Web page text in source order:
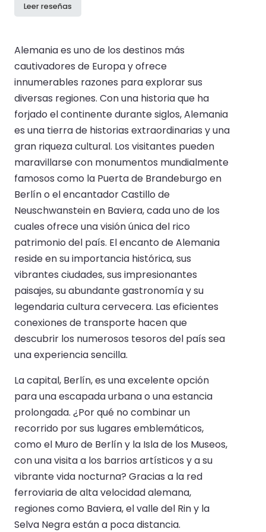
Leer reseñas
Alemania es uno de los destinos más
cautivadores de Europa y ofrece
innumerables razones para explorar sus
diversas regiones. Con una historia que ha
forjado el continente durante siglos, Alemania
es una tierra de historias extraordinarias y una
gran riqueza cultural. Los visitantes pueden
maravillarse con monumentos mundialmente
famosos como la Puerta de Brandeburgo en
Berlín o el encantador Castillo de
Neuschwanstein en Baviera, cada uno de los
cuales ofrece una visión única del rico
patrimonio del país. El encanto de Alemania
reside en su importancia histórica, sus
vibrantes ciudades, sus impresionantes
paisajes, su abundante gastronomía y su
legendaria cultura cervecera. Las eficientes
conexiones de transporte hacen que
descubrir los numerosos tesoros del país sea
una experiencia sencilla.
La capital, Berlín, es una excelente opción
para una escapada urbana o una estancia
prolongada. ¿Por qué no combinar un
recorrido por sus lugares emblemáticos,
como el Muro de Berlín y la Isla de los Museos,
con una visita a los barrios artísticos y a su
vibrante vida nocturna? Gracias a la red
ferroviaria de alta velocidad alemana,
regiones como Baviera, el valle del Rin y la
Selva Negra están a poca distancia.